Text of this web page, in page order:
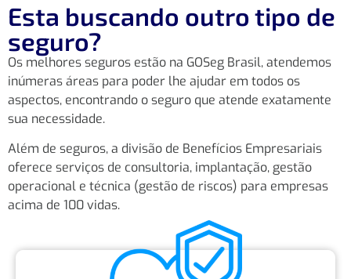
Esta buscando outro tipo de
seguro?
Os melhores seguros estão na GOSeg Brasil, atendemos
inúmeras áreas para poder lhe ajudar em todos os
aspectos, encontrando o seguro que atende exatamente
sua necessidade.
Além de seguros, a divisão de Benefícios Empresariais
oferece serviços de consultoria, implantação, gestão
operacional e técnica (gestão de riscos) para empresas
acima de 100 vidas.